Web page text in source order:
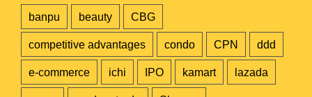
banpu beauty CBG
competitive advantages condo CPN ddd
e-commerce ichi IPO kamart lazada